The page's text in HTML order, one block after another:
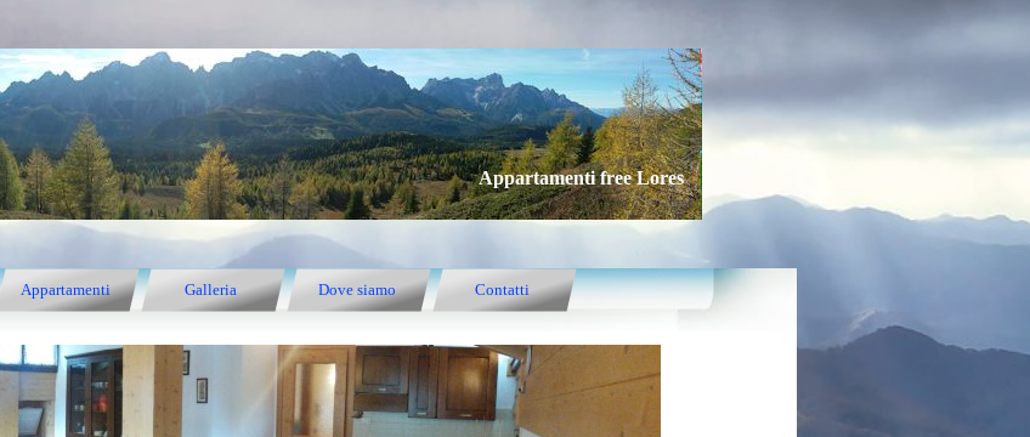
Appartamenti free Lores
Appartamenti Galleria Dove siamo Contatti